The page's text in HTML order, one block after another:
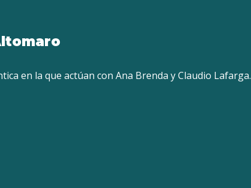
en la que actúan con Ana Brenda y Claudio Lafarga.